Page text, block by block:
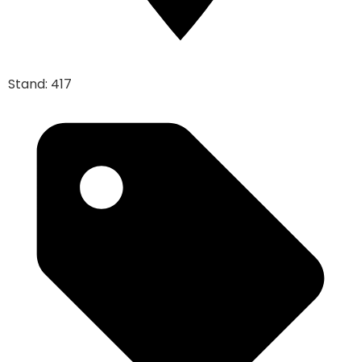
Stand: 417